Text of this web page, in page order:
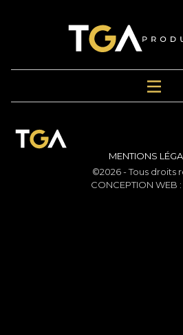
MENTIONS
©2026 - Tous droits
CONCEPTION WEB :